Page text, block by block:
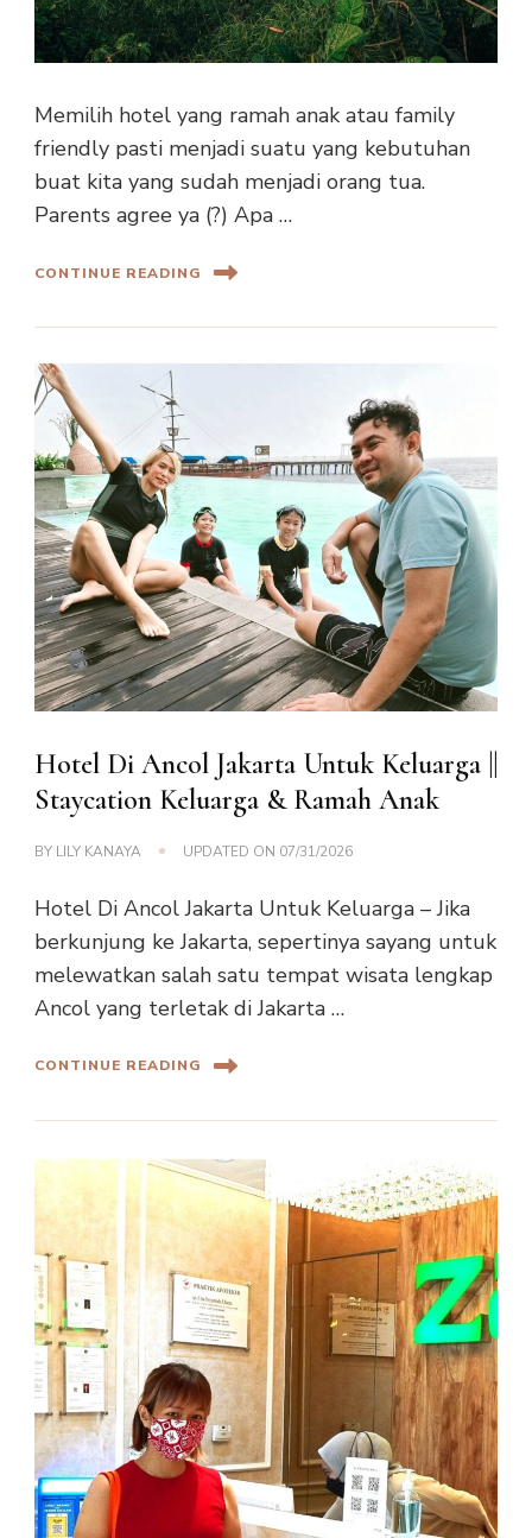
Memilih hotel yang ramah anak atau family
friendly pasti menjadi suatu yang kebutuhan
buat kita yang sudah menjadi orang tua.
Parents agree ya (?) Apa …
CONTINUE READING
Hotel Di Ancol Jakarta Untuk Keluarga ||
Staycation Keluarga & Ramah Anak
BY LILY KANAYA UPDATED ON 07/31/2026
Hotel Di Ancol Jakarta Untuk Keluarga – Jika
berkunjung ke Jakarta, sepertinya sayang untuk
melewatkan salah satu tempat wisata lengkap
Ancol yang terletak di Jakarta …
CONTINUE READING